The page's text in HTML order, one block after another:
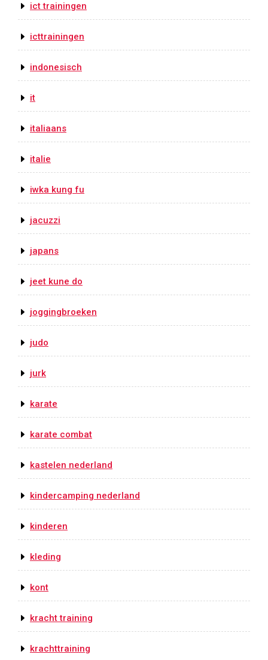
ict trainingen
icttrainingen
indonesisch
it
italiaans
italie
iwka kung fu
jacuzzi
japans
jeet kune do
joggingbroeken
judo
jurk
karate
karate combat
kastelen nederland
kindercamping nederland
kinderen
kleding
kont
kracht training
krachttraining